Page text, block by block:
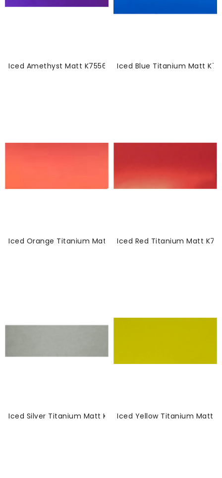
Iced Amethyst Matt K75568-VinylIced Blue Titanium Matt
Iced Orange Titanium Matt K75502-VinylIced Red Titanium Matt
Iced Silver Titanium Matt K75501-VinylIced Yellow Titanium Matt